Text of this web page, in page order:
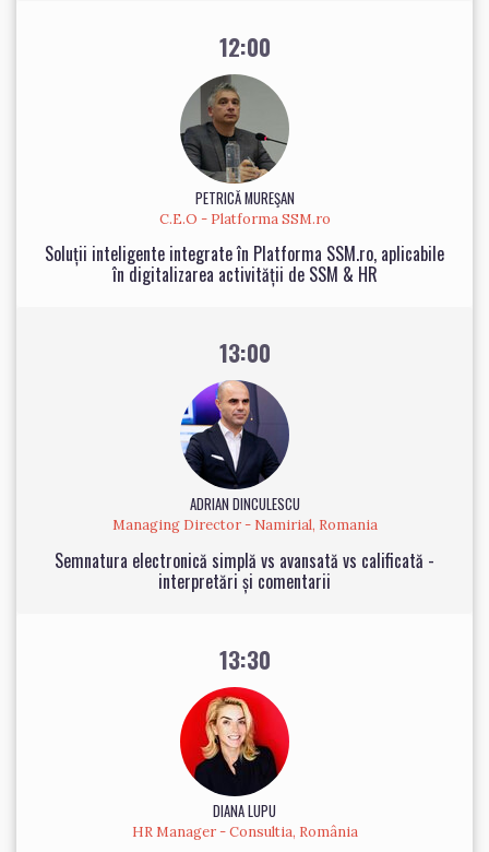
12:00
PETRICĂ MUREŞAN
C.E.O - Platforma SSM.ro
Soluții inteligente integrate în Platforma SSM.ro, aplicabile
în digitalizarea activității de SSM & HR
13:00
ADRIAN DINCULESCU
Managing Director - Namirial, Romania
Semnatura electronică simplă vs avansată vs calificată -
interpretări și comentarii
13:30
DIANA LUPU
HR Manager - Consultia, România